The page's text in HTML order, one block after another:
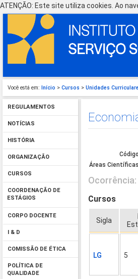
ATENÇÃO: Este site utiliza cookies. Ao
Você está em: Início > Cursos > Unidades
REGULAMENTOS
NOTÍCIAS
HISTÓRIA
ORGANIZAÇÃO
CURSOS
COORDENAÇÃO DE
ESTÁGIOS
CORPO DOCENTE
I & D
COMISSÃO DE ÉTICA
POLÍTICA DE
QUALIDADE
Áreas
Cursos
Sigla
LG 5